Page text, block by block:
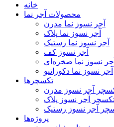
خانه
محصولات آجر نما
آجر نسوز نما مدرن
آجر نسوز نما پلاک
آجر نسوز نما رستیک
آجر نسوز کف
آجر نسوز نما صخره‌ای
آجر نسوز نما دکوراتیو
تکسچرها
پروژه‌ها